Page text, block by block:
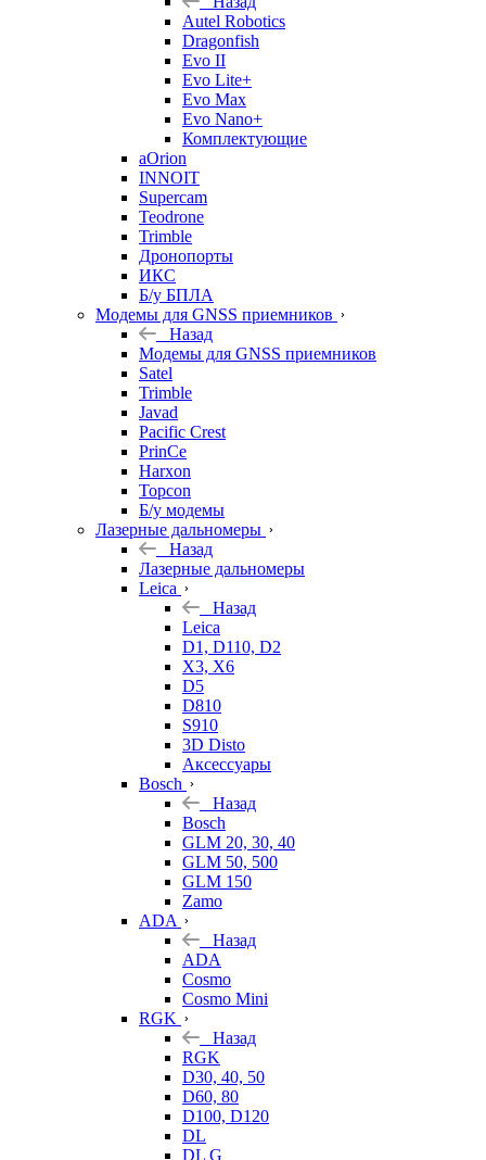
Autel Robotics
Dragonfish
Evo II
Evo Lite+
Evo Max
Evo Nano+
Комплектующие
aOrion
INNOIT
Supercam
Teodrone
Trimble
Дронопорты
ИКС
Б/у БПЛА
Модемы для GNSS приемников
Назад
Модемы для GNSS приемников
Satel
Trimble
Javad
Pacific Crest
PrinCe
Harxon
Topcon
Б/у модемы
Лазерные дальномеры
Назад
Лазерные дальномеры
Leica
Назад
Leica
D1, D110, D2
X3, X6
D5
D810
S910
3D Disto
Аксессуары
Bosch
Назад
Bosch
GLM 20, 30, 40
GLM 50, 500
GLM 150
Zamo
ADA
Назад
ADA
Cosmo
Cosmo Mini
RGK
Назад
RGK
D30, 40, 50
D60, 80
D100, D120
DL
DL G